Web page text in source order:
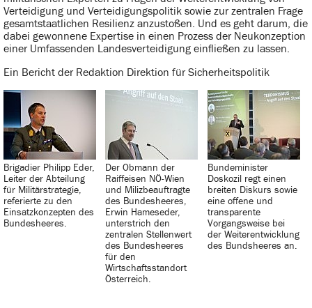
Verteidigung und Verteidigungspolitik sowie zur zentralen Frage
gesamtstaatlichen Resilienz anzustoßen. Und es geht darum, die
dabei gewonnene Expertise in einen Prozess der Neukonzeption
einer Umfassenden Landesverteidigung einfließen zu lassen.
Ein Bericht der Redaktion Direktion für Sicherheitspolitik
Brigadier Philipp Eder,
Leiter der Abteilung
für Militärstrategie,
referierte zu den
Einsatzkonzepten des
Bundesheeres.
Der Obmann der
Raiffeisen NÖ-Wien
und Milizbeauftragte
des Bundesheeres,
Erwin Hameseder,
unterstrich den
zentralen Stellenwert
des Bundesheeres
für den
Wirtschaftsstandort
Österreich.
Bundeminister
Doskozil regt einen
breiten Diskurs sowie
eine offene und
transparente
Vorgangsweise bei
der Weiterentwicklung
des Bundsheeres an.